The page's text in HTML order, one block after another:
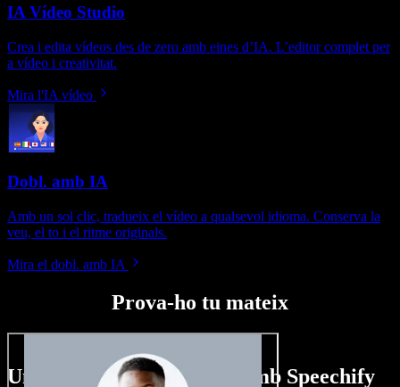
IA Vídeo Studio
Crea i edita vídeos des de zero amb eines d’IA. L’editor complet per
a vídeo i creativitat.
Mira l'IA vídeo
Dobl. amb IA
Amb un sol clic, tradueix el vídeo a qualsevol idioma. Conserva la
veu, el to i el ritme originals.
Mira el dobl. amb IA
Prova-ho tu mateix
Un tastet del que pots fer amb Speechify